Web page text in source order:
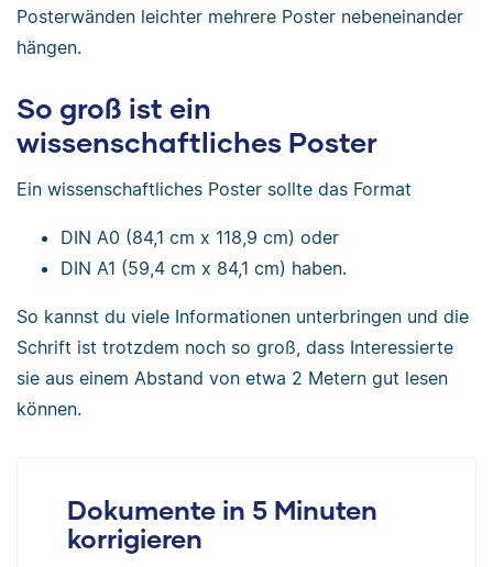
Posterwänden leichter mehrere Poster nebeneinander
hängen.
So groß ist ein
wissenschaftliches Poster
Ein wissenschaftliches Poster sollte das Format
DIN A0 (84,1 cm x 118,9 cm) oder
DIN A1 (59,4 cm x 84,1 cm) haben.
So kannst du viele Informationen unterbringen und die
Schrift ist trotzdem noch so groß, dass Interessierte
sie aus einem Abstand von etwa 2 Metern gut lesen
können.
Dokumente in 5 Minuten
korrigieren